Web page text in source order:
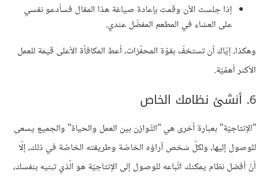
إذا جلست الآن وقمت بإعادة صياغة هذا المقال فسأدعو نفسي
على العشاء في المطعم المفضّل عندي.
وهكذا، إيّاك أن تستخفّ بقوّة المحفّزات، أعط المكافأة الأعلى قيمة للعمل
الأكثر أهمّيّة.
6. أنشئ نظامك الخاص
"الإنتاجيّة" بعبارة أخرى هي "التّوازن بين العمل والحياة" والجميع يسعى
للوصول إليها، ولكلّ شخص آراؤه الخاصّة وطريقته الخاصّة في ذلك، إلّا
أنّ أفضل نظام يمكنك اتّباعه للوصول إلى الإنتاجيّة هو الّذي تبنيه بنفسك،